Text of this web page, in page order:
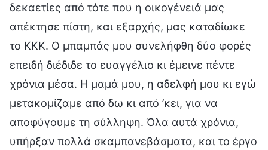
δεκαετίες από τότε που η οικογένειά μας
απέκτησε πίστη, και εξαρχής, μας καταδίωκε
το ΚΚΚ. Ο μπαμπάς μου συνελήφθη δύο φορές
επειδή διέδιδε το ευαγγέλιο κι έμεινε πέντε
χρόνια μέσα. Η μαμά μου, η αδελφή μου κι εγώ
μετακομίζαμε από δω κι από ’κει, για να
αποφύγουμε τη σύλληψη. Όλα αυτά χρόνια,
υπήρξαν πολλά σκαμπανεβάσματα, και το έργο